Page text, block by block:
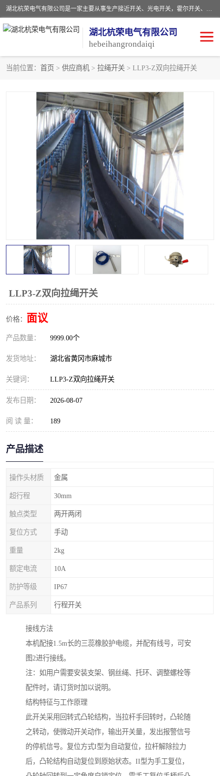
湖北杭荣电气有限公司是一家主要从事生产接近开关、光电开关，霍尔开关、两级跑偏开关、双向拉绳开关、速度监测器、皮带打滑开关、阻旋式料位开关、皮带纵向撕裂开关、溜槽堵塞开关、声光报警器、矿用磁性井筒开关等，主营行业：电气设备、仪器仪表制造, 高低压电器，成套电气设备，矿用防爆机电设备，皮带机综合保护系统，防爆电器，传感器，工矿配件，电器配件，自动化工业机器人的研发，制造，加工销售。
湖北杭荣电气有限公司
hebeihangrondaiqi
当前位置： 首页 > 供应商机 > 拉绳开关 > LLP3-Z双向拉绳开关
LLP3-Z双向拉绳开关
价格： 面议
产品数量： 9999.00个
发货地址： 湖北省黄冈市麻城市
关键词： LLP3-Z双向拉绳开关
发布日期： 2026-08-07
阅 读 量： 189
产品描述
操作头材质 金属
超行程 30mm
触点类型 两开两闭
复位方式 手动
重量 2kg
额定电流 10A
防护等级 IP67
产品系列 行程开关
接线方法
本机配接1.5m长的三蕊橡胶护电缆，并配有线号，可安
图2进行接线。
注：如用户需要安装支架、钢丝绳、托环、调整螺栓等
配件时，请订货时加以说明。
结构特征与工作原理
此开关采用回转式凸轮结构，当拉杆手回转时，凸轮随
之转动，使微动开关动作，输出开关量，发出报警信号
的停机信号。复位方式I型为自动复位，拉杆解除拉力
后，凸轮结构自动复位到原始状态。II型为手工复位，
音叉开关 浮球开关
射频导纳 声光报警器
扬声器 滑线指示灯
接近开关 光电开关
磁性开关 拉绳开关
跑偏开关 打滑开关
撕裂开关 倾斜开关
限位开关 速度检测器
速度传感器